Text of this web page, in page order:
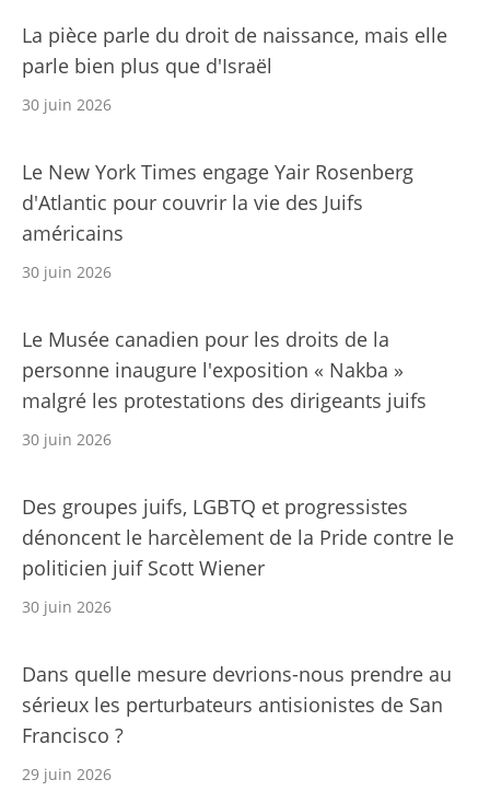
La pièce parle du droit de naissance, mais elle
parle bien plus que d'Israël
30 juin 2026
Le New York Times engage Yair Rosenberg
d'Atlantic pour couvrir la vie des Juifs
américains
30 juin 2026
Le Musée canadien pour les droits de la
personne inaugure l'exposition « Nakba »
malgré les protestations des dirigeants juifs
30 juin 2026
Des groupes juifs, LGBTQ et progressistes
dénoncent le harcèlement de la Pride contre le
politicien juif Scott Wiener
30 juin 2026
Dans quelle mesure devrions-nous prendre au
sérieux les perturbateurs antisionistes de San
Francisco ?
29 juin 2026